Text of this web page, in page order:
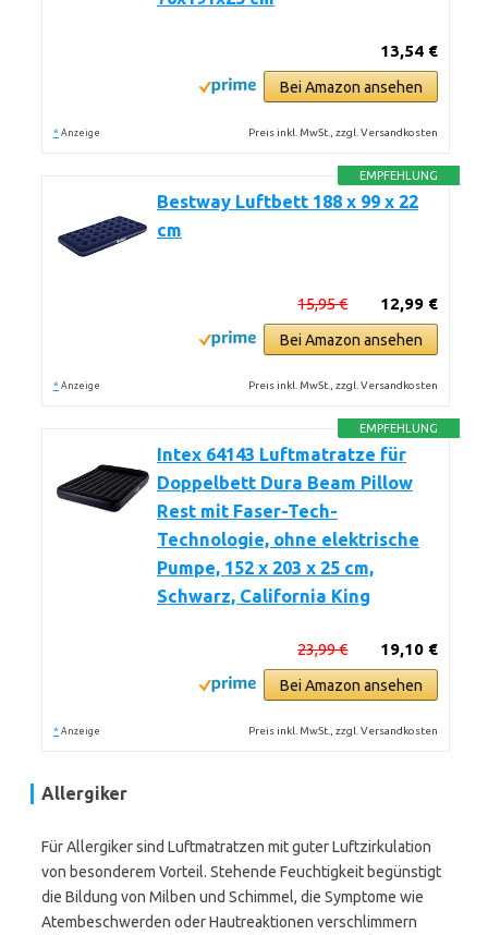
13,54 €
Bei Amazon ansehen
* Anzeige Preis inkl. MwSt., zzgl. Versandkosten
EMPFEHLUNG
Bestway Luftbett 188 x 99 x 22
cm
12,99 €
15,95 €
Bei Amazon ansehen
* Anzeige Preis inkl. MwSt., zzgl. Versandkosten
EMPFEHLUNG
Intex 64143 Luftmatratze für
Doppelbett Dura Beam Pillow
Rest mit Faser-Tech-
Technologie, ohne elektrische
Pumpe, 152 x 203 x 25 cm,
Schwarz, California King
19,10 €
23,99 €
Bei Amazon ansehen
* Anzeige Preis inkl. MwSt., zzgl. Versandkosten
Allergiker
Für Allergiker sind Luftmatratzen mit guter Luftzirkulation
von besonderem Vorteil. Stehende Feuchtigkeit begünstigt
die Bildung von Milben und Schimmel, die Symptome wie
Atembeschwerden oder Hautreaktionen verschlimmern